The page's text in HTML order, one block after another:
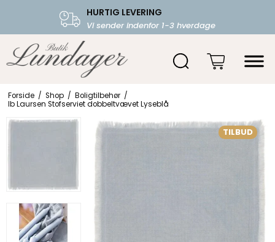
HURTIG LEVERING
Vi sender indenfor 1-3 hverdage
FRI FRAGT OVER 599.-
Starter fra 39,-
Forside / Shop / Boligtilbehør /
Ib Laursen Stofserviet dobbeltvævet Lyseblå
TILBUD